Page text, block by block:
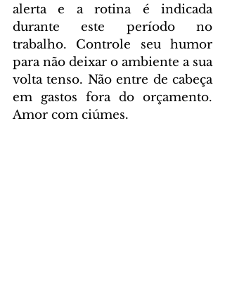
alerta e a rotina é indicada
durante este período no
trabalho. Controle seu humor
para não deixar o ambiente a sua
volta tenso. Não entre de cabeça
em gastos fora do orçamento.
Amor com ciúmes.